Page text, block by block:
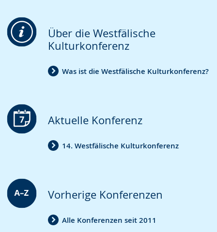
Gebärdensprache
wird
angezeigt.
Über die Westfälische
Kulturkonferenz
Was ist die Westfälische Kulturkonferenz?
Aktuelle Konferenz
14. Westfälische Kulturkonferenz
Vorherige Konferenzen
Alle Konferenzen seit 2011